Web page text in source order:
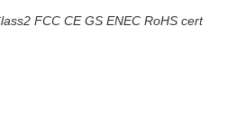
FCC CE GS ENEC RoHS cert